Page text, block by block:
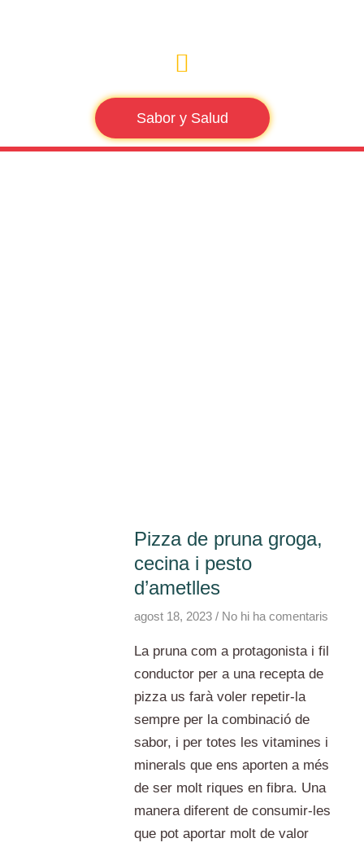
Sabor y Salud
Pizza de pruna groga,
cecina i pesto
d’ametlles
agost 18, 2023 No hi ha comentaris
La pruna com a protagonista i fil
conductor per a una recepta de
pizza us farà voler repetir-la
sempre per la combinació de
sabor, i per totes les vitamines i
minerals que ens aporten a més
de ser molt riques en fibra. Una
manera diferent de consumir-les
que pot aportar molt de valor